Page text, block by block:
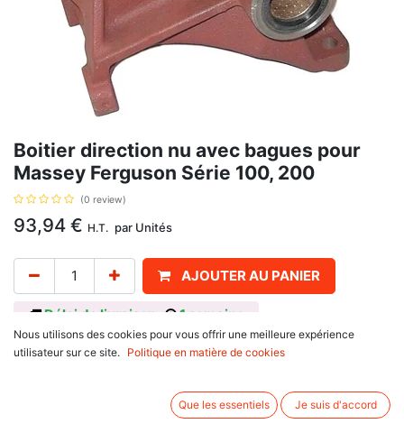
Boitier direction nu avec bagues pour
Massey Ferguson Série 100, 200
(0 review)
93,94 € H.T. par Unités
AJOUTER AU PANIER
Délai de livraison : 1 semaine
Référence 1853098M1, 1853098M91, pour Massey Ferguson
Associez d'autres produits:
Nous utilisons des cookies pour vous offrir une meilleure expérience
utilisateur sur ce site.
Politique en matière de cookies
Que les essentiels Je suis d'accord